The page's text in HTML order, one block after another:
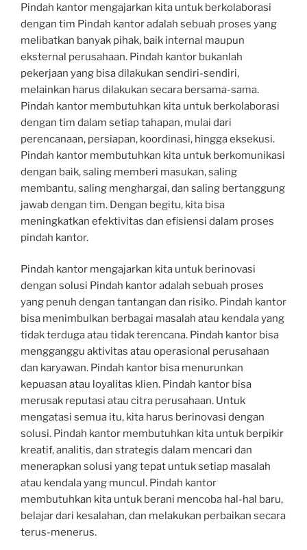
Pindah kantor mengajarkan kita untuk berkolaborasi
dengan tim Pindah kantor adalah sebuah proses yang
melibatkan banyak pihak, baik internal maupun
eksternal perusahaan. Pindah kantor bukanlah
pekerjaan yang bisa dilakukan sendiri-sendiri,
melainkan harus dilakukan secara bersama-sama.
Pindah kantor membutuhkan kita untuk berkolaborasi
dengan tim dalam setiap tahapan, mulai dari
perencanaan, persiapan, koordinasi, hingga eksekusi.
Pindah kantor membutuhkan kita untuk berkomunikasi
dengan baik, saling memberi masukan, saling
membantu, saling menghargai, dan saling bertanggung
jawab dengan tim. Dengan begitu, kita bisa
meningkatkan efektivitas dan efisiensi dalam proses
pindah kantor.
Pindah kantor mengajarkan kita untuk berinovasi
dengan solusi Pindah kantor adalah sebuah proses
yang penuh dengan tantangan dan risiko. Pindah kantor
bisa menimbulkan berbagai masalah atau kendala yang
tidak terduga atau tidak terencana. Pindah kantor bisa
mengganggu aktivitas atau operasional perusahaan
dan karyawan. Pindah kantor bisa menurunkan
kepuasan atau loyalitas klien. Pindah kantor bisa
merusak reputasi atau citra perusahaan. Untuk
mengatasi semua itu, kita harus berinovasi dengan
solusi. Pindah kantor membutuhkan kita untuk berpikir
kreatif, analitis, dan strategis dalam mencari dan
menerapkan solusi yang tepat untuk setiap masalah
atau kendala yang muncul. Pindah kantor
membutuhkan kita untuk berani mencoba hal-hal baru,
belajar dari kesalahan, dan melakukan perbaikan secara
terus-menerus.